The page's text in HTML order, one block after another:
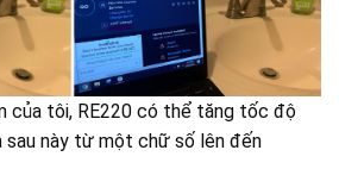
của tôi, RE220 có thể tăng tốc độ
sau này từ một chữ số lên đến